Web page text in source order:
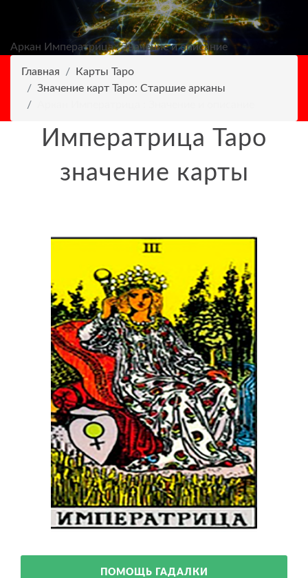
Аркан Императрица : Значение и описание
Главная
Карты Таро
Значение карт Таро: Старшие арканы
Императрица Таро
значение карты
ПОМОЩЬ ГАДАЛКИ